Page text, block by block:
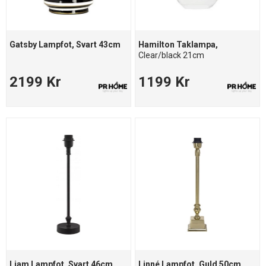
Gatsby Lampfot, Svart 43cm
2199 Kr
Hamilton Taklampa,
Clear/black 21cm
1199 Kr